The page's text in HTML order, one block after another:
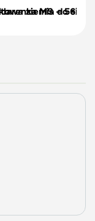
ziemia do
MS –